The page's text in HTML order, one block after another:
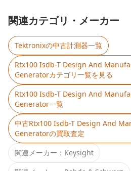
関連カテゴリ・メーカー
Tektronixの中古計測器一覧
Rtx100 Isdb-T Design And
Generatorカテゴリ一覧を見る
Rtx100 Isdb-T Design And
Generator一覧
中古Rtx100 Isdb-T Design And
Generatorの買取査定
関連メーカー： Keysight